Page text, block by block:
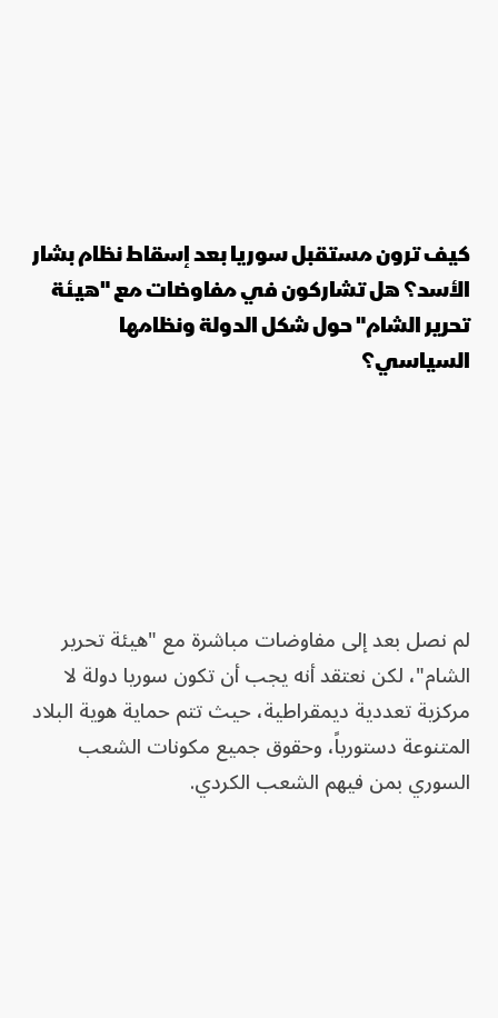
كيف ترون مستقبل سوريا بعد إسقاط نظام بشار
الأسد؟ هل تشاركون في مفاوضات مع "هيئة
تحرير الشام" حول شكل الدولة ونظامها
السياسي؟
لم نصل بعد إلى مفاوضات مباشرة مع "هيئة تحرير
الشام"، لكن نعتقد أنه يجب أن تكون سوريا دولة لا
مركزية تعددية ديمقراطية، حيث تتم حماية هوية البلاد
المتنوعة دستورياً، وحقوق جميع مكونات الشعب
السوري بمن فيهم الشعب الكردي.